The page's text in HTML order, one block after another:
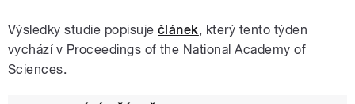
Výsledky studie popisuje článek, který tento týden
vychází v Proceedings of the National Academy of
Sciences.